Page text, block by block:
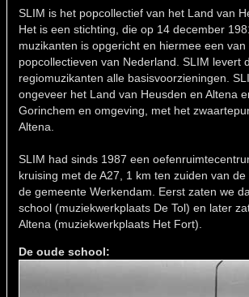
SLIM is het popcollectief van het Land van
Het is een stichting, die op 14 december
muzikanten is opgericht en hiermee een
popcollectieven van Nederland. SLIM levert
regiomuzikanten alle basisvoorzieningen.
ongeveer het Land van Heusden en Altena
Gorinchem en omgeving, met het
Altena.
SLIM had sinds 1987 een
kruising met de A27, 1 km ten zuiden van
de gemeente Werkendam. Eerst zaten we
school (muziekwerkplaats De Tol) en later
Altena (muziekwerkplaats Het Fort).
De oude school: